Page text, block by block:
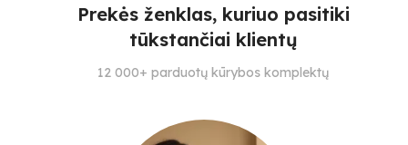
SPALVŲ KIEKIS
4
SPALVŲ KIEKIS
Prekės ženklas, kuriuo pasitiki
tūkstančiai klientų
12 000+ parduotų kūrybos komplektų